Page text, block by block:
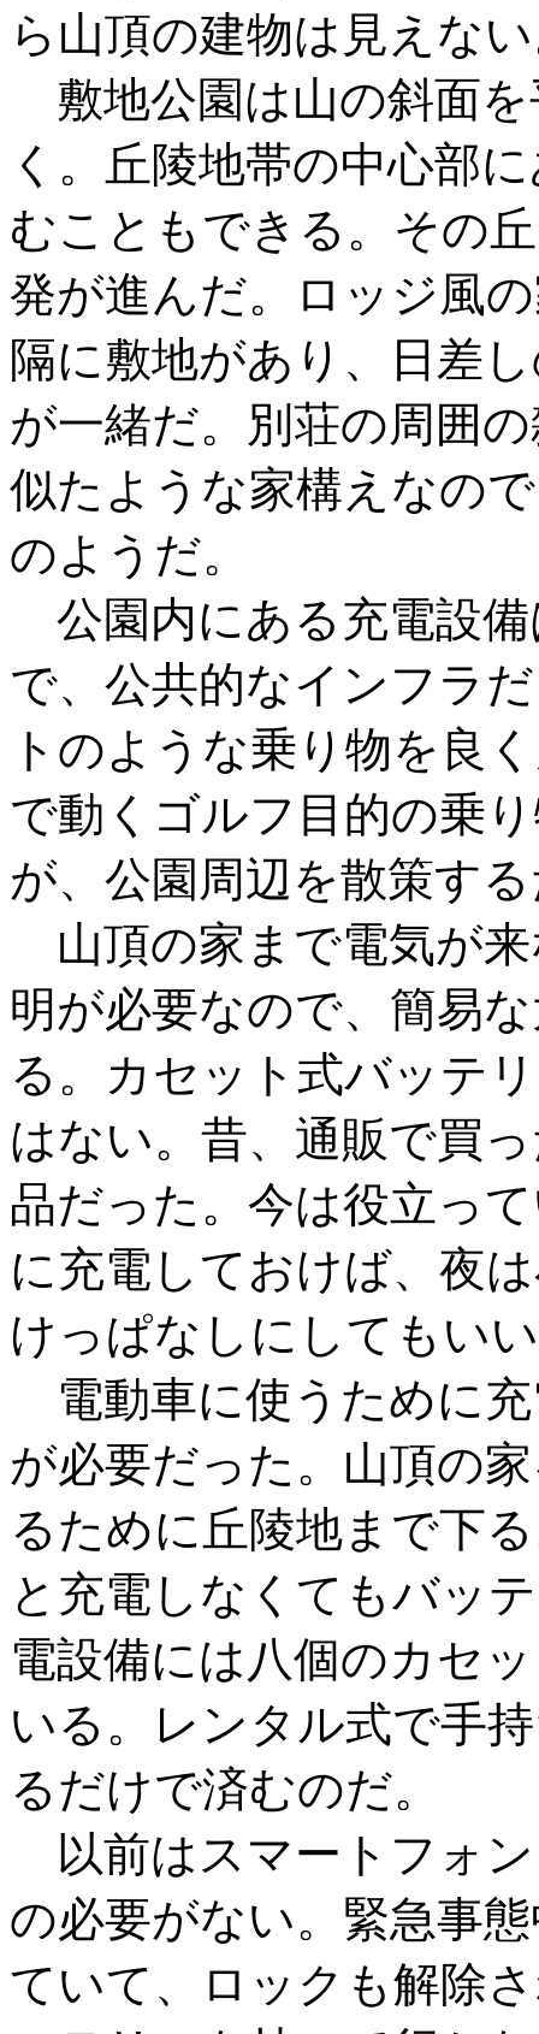
ら山頂の建物は見えな
敷地公園は山の斜面
く。丘陵地帯の中心部
むこともできる。その
発が進んだ。ロッジ風
隔に敷地があり、日差
が一緒だ。別荘の周囲
似たような家構えなの
のようだ。
公園内にある充電設
で、公共的なインフラ
トのような乗り物を良
で動くゴルフ目的の乗
が、公園周辺を散策す
山頂の家まで電気が
明が必要なので、簡易
る。カセット式バッテ
はない。昔、通販で買
品だった。今は役立っ
に充電しておけば、夜
けっぱなしにしてもい
電動車に使うために
が必要だった。山頂の
るために丘陵地まで下
と充電しなくてもバッ
電設備には八個のカセ
いる。レンタル式で手
るだけで済むのだ。
以前はスマートフォ
の必要がない。緊急事
ていて、ロックも解除